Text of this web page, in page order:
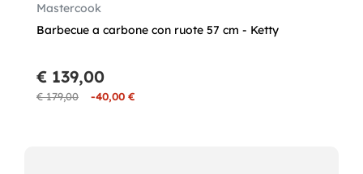
Mastercook
Barbecue a carbone con ruote 57 cm - Ketty
€ 179,00 -40,00 €
€ 139,00